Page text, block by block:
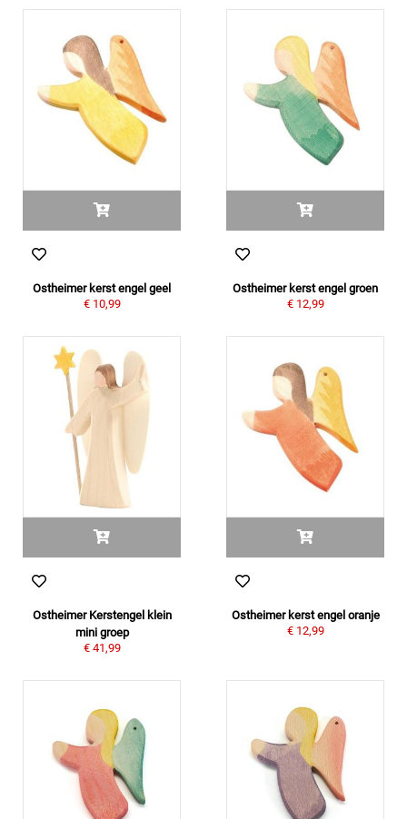
Ostheimer kerst engel geel
€ 10,99
Ostheimer kerst engel groen
€ 12,99
Ostheimer Kerstengel klein
mini groep
€ 41,99
Ostheimer kerst engel oranje
€ 12,99